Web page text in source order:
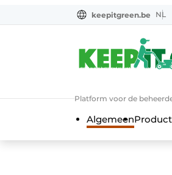
keepitgreen.be NL
Platform voor de
Algemeen